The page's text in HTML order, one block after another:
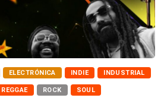
ELECTRÓNICA INDIE INDUSTRIAL
REGGAE ROCK SOUL